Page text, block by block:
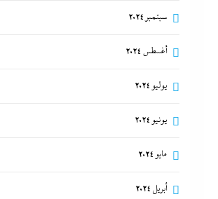
سبتمبر 2024
أغسطس 2024
يوليو 2024
يونيو 2024
مايو 2024
أبريل 2024